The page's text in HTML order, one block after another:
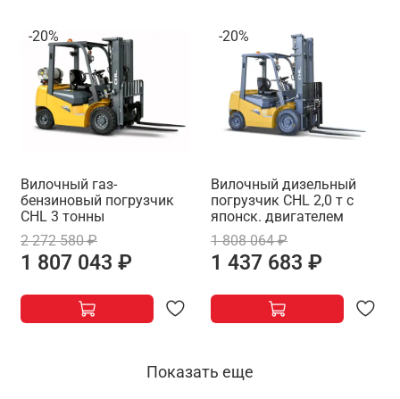
-20%
Вилочный газ-
бензиновый погрузчик
CHL 3 тонны
2 272 580 ₽
1 807 043 ₽
-20%
Вилочный дизельный
погрузчик CHL 2,0 т с
японск. двигателем
1 808 064 ₽
1 437 683 ₽
Показать еще